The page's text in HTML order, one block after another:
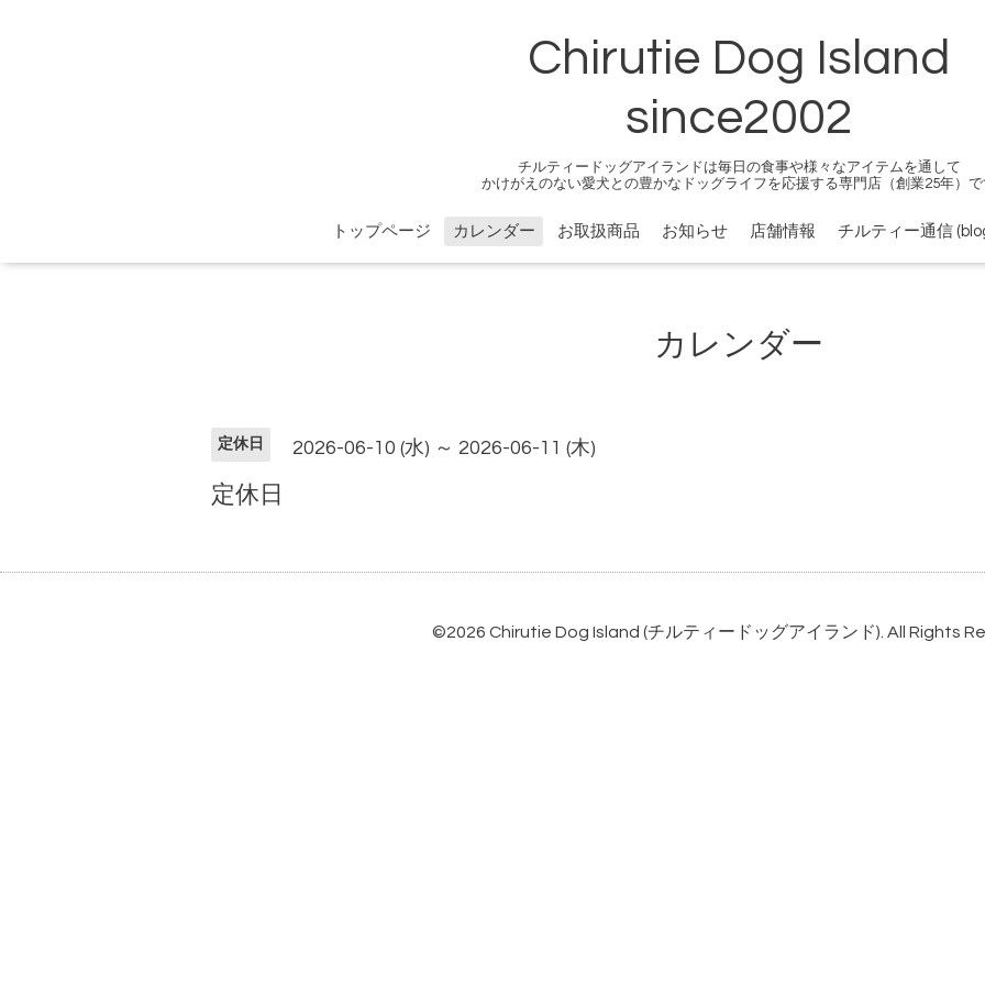
Chirutie Dog Island
since2002
チルティードッグアイランドは毎日の食事や様々なアイテムを通して
かけがえのない愛犬との豊かなドッグライフを応援する専門店（創業25年）で
トップページ カレンダー お取扱商品 お知らせ 店舗情報 チルティー通信
カレンダー
定休日 2026-06-10 (水) ～ 2026-06-11 (木)
定休日
©2026 Chirutie Dog Island (チルティードッグアイランド). All Rights